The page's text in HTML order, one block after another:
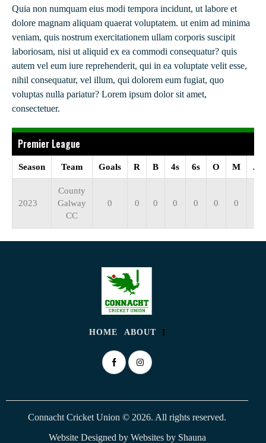
Quia non numquam eius modi tempora incidunt, ut labore et
dolore magnam aliquam quaerat voluptatem. ut enim ad minima
veniam, quis nostrum exercitationem ullam corporis suscipit
laboriosam, nisi ut aliquid ex ea commodi consequatur? quis
autem vel eum iure reprehenderit, qui in ea voluptate velit esse,
nihil consequatur, vel illum, qui dolorem eum fugiat, quo
voluptas nulla pariatur? Lorem ipsum dolor sit amet,
consectetuer.
Premier League
Season Team Goals R B 4s 6s O M
2023
County
Galway
CC
0 0 0 0 0 0 0
HOME ABOUT
Connacht Cricket Union © 2026. All rights reserved.
Website Designed by Websites by Shauna